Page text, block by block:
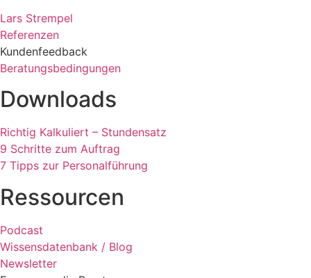
Lars Strempel
Referenzen
Kundenfeedback
Beratungsbedingungen
Downloads
Richtig Kalkuliert – Stundensatz
9 Schritte zum Auftrag
7 Tipps zur Personalführung
Ressourcen
Podcast
Wissensdatenbank / Blog
Newsletter